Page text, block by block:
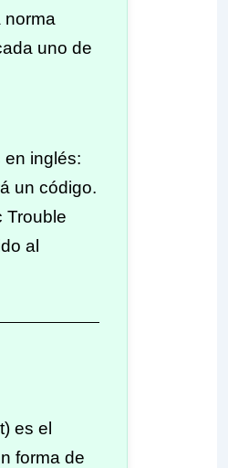
norma
uno de
en inglés:
un código.
Trouble
al
es el
forma de